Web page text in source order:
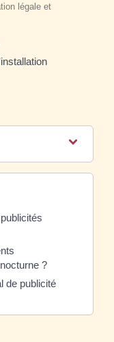
légale et
?
de publicité